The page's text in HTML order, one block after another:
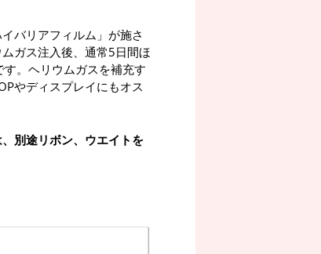
バリアフィルム」が施さ
ガス注入後、通常5日間ほ
。ヘリウムガスを補充す
やディスプレイにもオス
別途リボン、ウエイトを